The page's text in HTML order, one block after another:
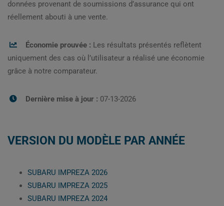
données provenant de soumissions d’assurance qui ont
réellement abouti à une vente.
Économie prouvée : Les résultats présentés reflètent
uniquement des cas où l’utilisateur a réalisé une économie
grâce à notre comparateur.
Dernière mise à jour : 07-13-2026
VERSION DU MODÈLE PAR ANNÉE
SUBARU IMPREZA 2026
SUBARU IMPREZA 2025
SUBARU IMPREZA 2024